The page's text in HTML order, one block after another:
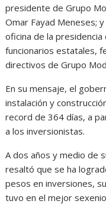
presidente de Grupo
Omar Fayad Meneses;
oficina de la
funcionarios estatales,
directivos de Grupo
En su mensaje, el
instalación y
record de 364 días, a
a los inversionistas.
A dos años y medio de
resaltó que se ha
pesos en inversiones,
tuvo en el mejor